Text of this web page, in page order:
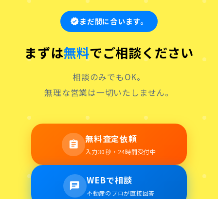
verifiedまだ間に合います。
まずは無料でご相談ください
相談のみでもOK。
無理な営業は一切いたしません。
assignment 無料査定依頼
入力30秒・24時間受付中
chat WEBで相談
不動産のプロが直接回答